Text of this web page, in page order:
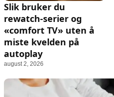
Slik bruker du
rewatch-serier og
«comfort TV» uten å
miste kvelden på
autoplay
august 2, 2026